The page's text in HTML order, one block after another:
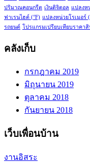
ปริมาณคอนกรีต เงินดิจิตอล แปลงห
ฟาเรนไฮต์ (°F) แปลงหน่วยโรเมอร์
รถยนต์ โปรแกรมเปรียบเทียบราคาสิ
คลังเก็บ
กรกฎาคม 2019
มิถุนายน 2019
ตุลาคม 2018
กันยายน 2018
เว็บเพื่อนบ้าน
งานอิสระ